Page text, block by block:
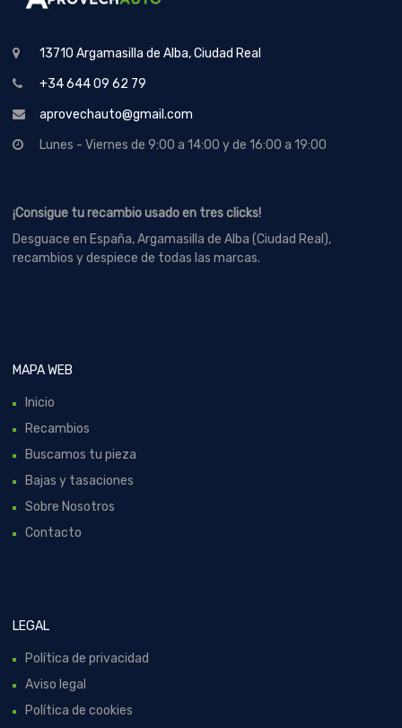
13710 Argamasilla de Alba, Ciudad Real
+34 644 09 62 79
aprovechauto@gmail.com
Lunes - Viernes de 9:00 a 14:00 y de 16:00 a 19:00
¡Consigue tu recambio usado en tres clicks!
Desguace en España, Argamasilla de Alba (Ciudad Real),
recambios y despiece de todas las marcas.
MAPA WEB
Inicio
Recambios
Buscamos tu pieza
Bajas y tasaciones
Sobre Nosotros
Contacto
LEGAL
Política de privacidad
Aviso legal
Política de cookies